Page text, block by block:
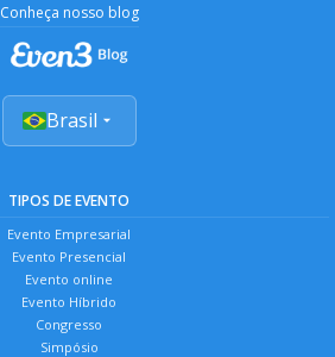
Conheça nosso blog
Brasil
TIPOS DE EVENTO
Evento Empresarial
Evento Presencial
Evento online
Evento Híbrido
Congresso
Simpósio